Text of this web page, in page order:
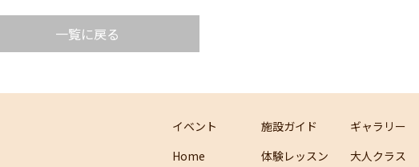
一覧に戻る
イベント 施設ガイド ギャラリー
Home
体験レッスン 大人クラス